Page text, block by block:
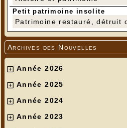
Petit patrimoine insolite
Patrimoine restauré, détruit
Archives des Nouvelles
Année 2026
Année 2025
Année 2024
Année 2023